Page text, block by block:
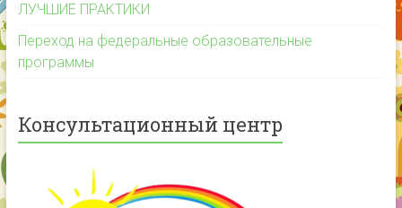
ЛУЧШИЕ ПРАКТИКИ
Переход на федеральные образовательные
программы
Консультационный центр